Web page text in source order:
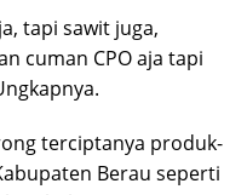
tapi sawit juga,
cuman CPO aja tapi
terciptanya produk-
Berau seperti